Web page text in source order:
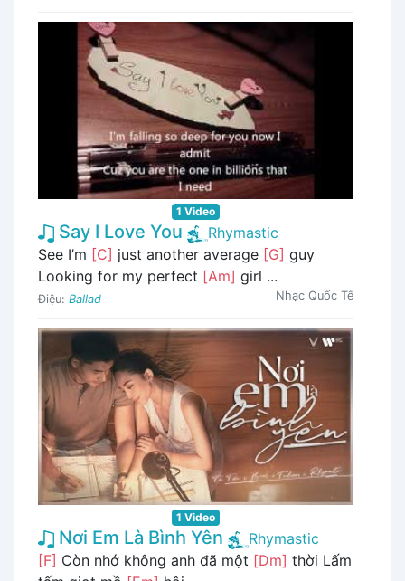
1 Video
Say I Love You
Rhymastic
See I’m [C] just another average [G] guy
Looking for my perfect [Am] girl ...
Điệu: Ballad Nhạc Quốc Tế
1 Video
Nơi Em Là Bình Yên
Rhymastic
[F] Còn nhớ không anh đã một [Dm] thời Lấm